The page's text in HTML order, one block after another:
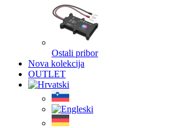
Ostali pribor
Nova kolekcija
OUTLET